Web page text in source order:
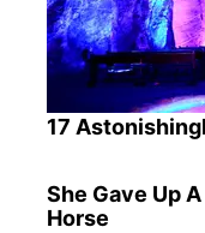
17
She Gave Up
Horse